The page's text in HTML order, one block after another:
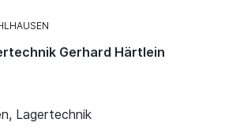
Gerhard Härtlein
Lagertechnik